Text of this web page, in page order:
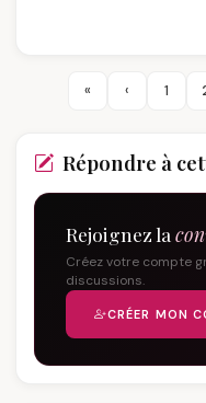
« ‹ 1
Répondre à
Rejoignez la
Créez votre compte
discussions.
CRÉER MON